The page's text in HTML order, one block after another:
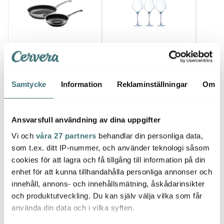
Samtycke Information Reklaminställningar Om
Ansvarsfull användning av dina uppgifter
Vi och våra 27 partners behandlar din personliga data,
som t.ex. ditt IP-nummer, och använder teknologi såsom
cookies för att lagra och få tillgång till information på din
enhet för att kunna tillhandahålla personliga annonser och
innehåll, annons- och innehållsmätning, åskådarinsikter
och produktutveckling. Du kan själv välja vilka som får
använda din data och i vilka syften.
Anders Petter
Classic stekpanna
cm
599 kr 1998 kr
Chef & Sommelier
799 kr
cl
259
Låt dig inspireras av våra kunder